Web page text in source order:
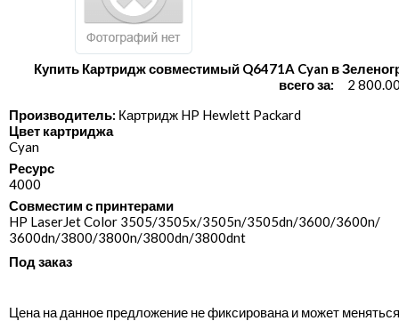
Купить Картридж совместимый Q6471A Cyan в
всего за:
2
Производитель: Картридж HP Hewlett Packard
Цвет картриджа
Cyan
Ресурс
4000
Совместим с принтерами
HP LaserJet Color 3505/​3505x/​3505n/​3505dn/​3600/​3600n/​
3600dn/​3800/​3800n/​3800dn/​3800dnt
Под заказ
Цена на данное предложение не фиксирована и может